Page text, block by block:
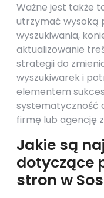
Ważne jest także
utrzymać wysoką
wyszukiwania,
aktualizowanie
strategii do
wyszukiwarek i
elementem
systematyczność
firmę lub agencję
Jakie są
dotyczące
stron w